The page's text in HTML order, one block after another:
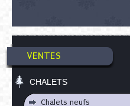
VENTES
CHALETS
Chalets neufs